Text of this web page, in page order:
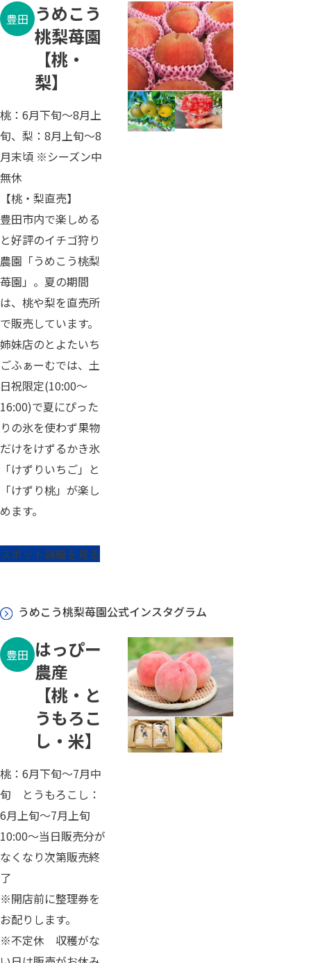
豊田 うめこう
桃梨苺園
【桃・
梨】
桃：6月下旬～8月上
旬、梨：8月上旬～8
月末頃 ※シーズン中
無休
【桃・梨直売】
豊田市内で楽しめる
と好評のイチゴ狩り
農園「うめこう桃梨
苺園」。夏の期間
は、桃や梨を直売所
で販売しています。
姉妹店のとよたいち
ごふぁーむでは、土
日祝限定(10:00～
16:00)で夏にぴった
りの氷を使わず果物
だけをけずるかき氷
「けずりいちご」と
「けずり桃」が楽し
めます。
スポット詳細を見る
うめこう桃梨苺園公式インスタグラム
豊田 はっぴー
農産
【桃・と
うもろこ
し・米】
桃：6月下旬～7月中
旬 とうもろこし：
6月上旬～7月上旬
10:00～当日販売分が
なくなり次第販売終
了
※開店前に整理券を
お配りします。
※不定休 収穫がな